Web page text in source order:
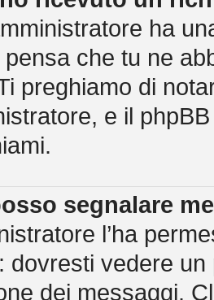
ha
pensa che tu ne
preghiamo di
e il
segnalare
l’ha
dovresti vedere
dei messaggi.